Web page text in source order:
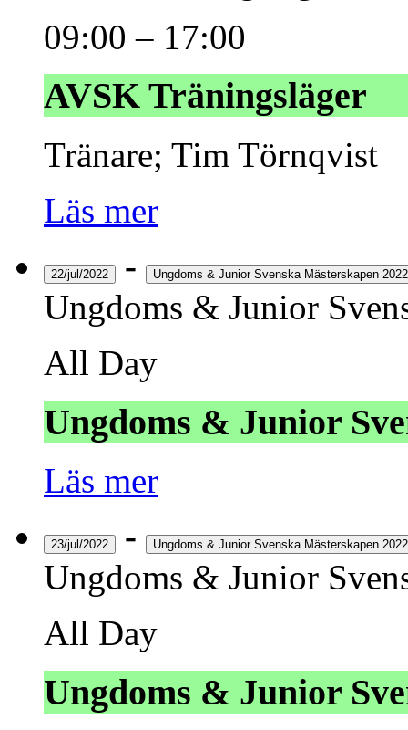
09:00– 17:00
AVSK Träningsläger
Tränare; Tim Törnqvist
Läs mer
22/jul/2022 - Ungdoms & Junior Svenska Mästerskapen 2022
Ungdoms & Junior
All Day
Ungdoms & Junior
Läs mer
23/jul/2022 - Ungdoms & Junior Svenska Mästerskapen 2022
Ungdoms & Junior
All Day
Ungdoms & Junior